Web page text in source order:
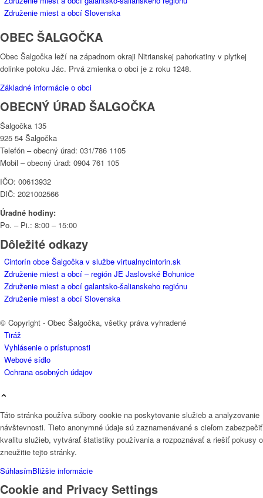
Združenie miest a obcí Slovenska
OBEC ŠALGOČKA
Obec Šalgočka leží na západnom okraji Nitrianskej pahorkatiny v plytkej
dolinke potoku Jác. Prvá zmienka o obci je z roku 1248.
Základné informácie o obci
OBECNÝ ÚRAD ŠALGOČKA
Šalgočka 135
925 54 Šalgočka
Telefón – obecný úrad: 031/786 1105
Mobil – obecný úrad: 0904 761 105
IČO: 00613932
DIČ: 2021002566
Úradné hodiny:
Po. – Pi.: 8:00 – 15:00
Dôležité odkazy
Cintorín obce Šalgočka v službe virtualnycintorin.sk
Združenie miest a obcí – región JE Jaslovské Bohunice
Združenie miest a obcí galantsko-šalianskeho regiónu
Združenie miest a obcí Slovenska
© Copyright - Obec Šalgočka, všetky práva vyhradené
Tiráž
Vyhlásenie o prístupnosti
Webové sídlo
Ochrana osobných údajov
Táto stránka používa súbory cookie na poskytovanie služieb a analyzovanie
návštevnosti. Tieto anonymné údaje sú zaznamenávané s cieľom zabezpečiť
kvalitu služieb, vytvárať štatistiky používania a rozpoznávať a riešiť pokusy o
zneužitie tejto stránky.
SúhlasímBližšie informácie
Cookie and Privacy Settings